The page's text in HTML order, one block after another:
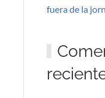
fuera de la